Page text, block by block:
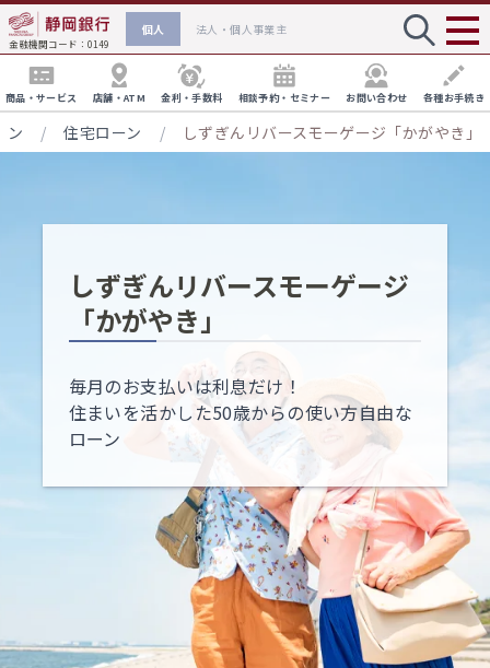
金融機関コード：0149
個人 法人・個人事業主
商品・サービス 店舗・ATM 金利・手数料 相談予約・セミナー お問い合わせ 各種お手続き
クレジットカード
NISA・投資信託 確定拠出型年金
相続
外国送金・外貨両替 決済・支払いサービス
プレミアムプログラム
しずぎんラップ
しずぎん金融商品仲介
FACE CASH for 静岡銀
しずぎんインターネット支店
しずぎん相談ラウンジ
ATM手数料
振込・為替手数料
インターネット支店の手数料
住宅ローン相談会
資産運用・相続対策に関するご相談
外国為替に関するご相談
保険の見直しに関するご相談
通常店舗の口座
お手続き方法へ
インターネット支店口座
お手続き方法へ
joyca一体型
お手続き方法へ
ン / 住宅ローン / しずぎんリバースモーゲージ「かがやき」
しずぎんリバースモーゲージ
「かがやき」
毎月のお支払いは利息だけ！
住まいを活かした50歳からの使い方自由な
ローン